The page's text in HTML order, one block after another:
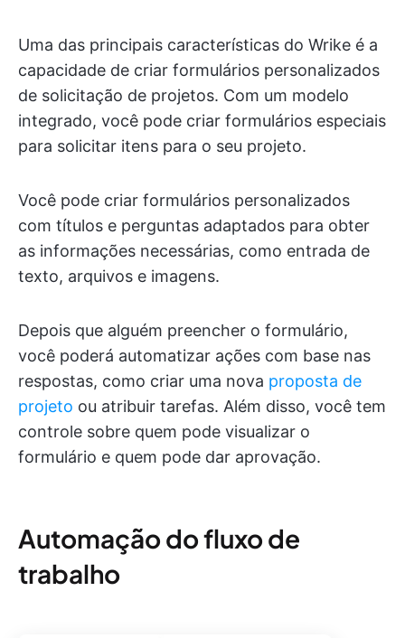
Uma das principais características do Wrike é a
capacidade de criar formulários personalizados
de solicitação de projetos. Com um modelo
integrado, você pode criar formulários especiais
para solicitar itens para o seu projeto.
Você pode criar formulários personalizados
com títulos e perguntas adaptados para obter
as informações necessárias, como entrada de
texto, arquivos e imagens.
Depois que alguém preencher o formulário,
você poderá automatizar ações com base nas
respostas, como criar uma nova proposta de
projeto ou atribuir tarefas. Além disso, você tem
controle sobre quem pode visualizar o
formulário e quem pode dar aprovação.
Automação do fluxo de
trabalho